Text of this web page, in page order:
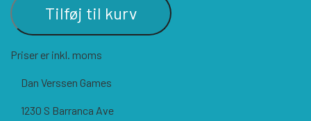
CONFLICT SIMULATIONS
LEGION WARGAMES
TS TACTICS AND STRATEGY
Tilføj til kurv
Priser er inkl. moms
Dan Verssen Games
1230 S Barranca Ave